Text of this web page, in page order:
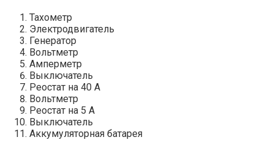
Тахометр
Электродвигатель
Генератор
Вольтметр
Амперметр
Выключатель
Реостат на 40 А
Вольтметр
Реостат на 5 А
Выключатель
Аккумуляторная батарея